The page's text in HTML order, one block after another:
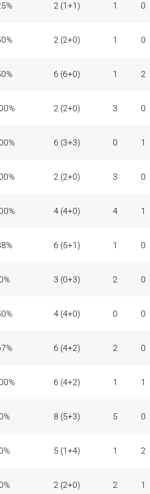
2 (1+1) 1 0
2 (2+0) 1 0
6 (6+0) 1 2
2 (2+0) 3 0
6 (3+3) 0 1
2 (2+0) 3 0
4 (4+0) 4 1
6 (5+1) 1 0
3 (0+3) 2 0
4 (4+0) 0 0
6 (4+2) 2 0
6 (4+2) 1 1
8 (5+3) 5 0
5 (1+4) 1 2
2 (2+0) 2 1